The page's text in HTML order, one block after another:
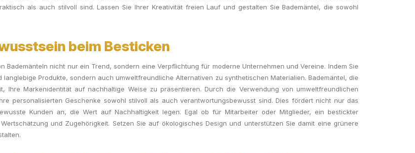
als auch stilvoll sind. Lassen Sie Ihrer Kreativität freien Lauf und gestalten Sie Bademäntel, die sowohl
beim Besticken
Bademänteln nicht nur ein Trend, sondern eine Verpflichtung für moderne Unternehmen und Vereine. Indem Sie
Produkte, sondern auch umweltfreundliche Alternativen zu synthetischen Materialien. Bademäntel, die
Ihre Markenidentität auf nachhaltige Weise zu präsentieren. Durch die Verwendung von umweltfreundlichen
personalisierten Geschenke sowohl stilvoll als auch verantwortungsbewusst sind. Dies fördert nicht nur das
Kunden an, die Wert auf Nachhaltigkeit legen. Egal ob für Mitarbeiter oder Mitglieder, ein bestickter
und Zugehörigkeit. Setzen Sie auf ökologisches Design und unterstützen Sie damit eine grünere